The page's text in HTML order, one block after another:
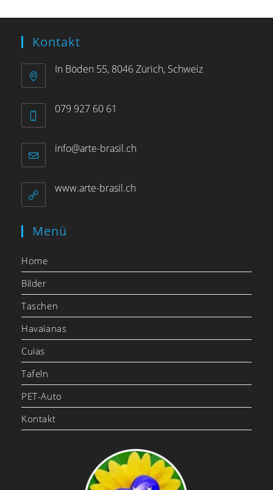
Kontakt
In Böden 55, 8046 Zürich, Schweiz
079 927 60 61
info@arte-brasil.ch
www.arte-brasil.ch
Menü
Home
Bilder
Taschen
Havaianas
Cuias
Tafeln
PET-Auto
Kontakt